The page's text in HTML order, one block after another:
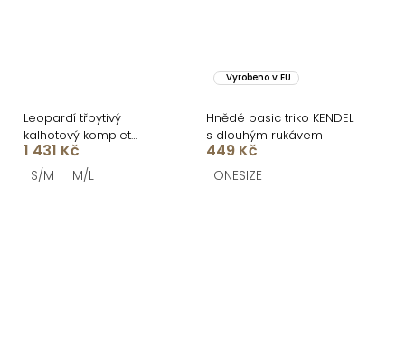
Leopardí třpytivý
kalhotový komplet
KENOTON
1 431 Kč
S/M M/L
Vyrobeno v EU
Hnědé basic triko KENDEL
s dlouhým rukávem
449 Kč
ONESIZE